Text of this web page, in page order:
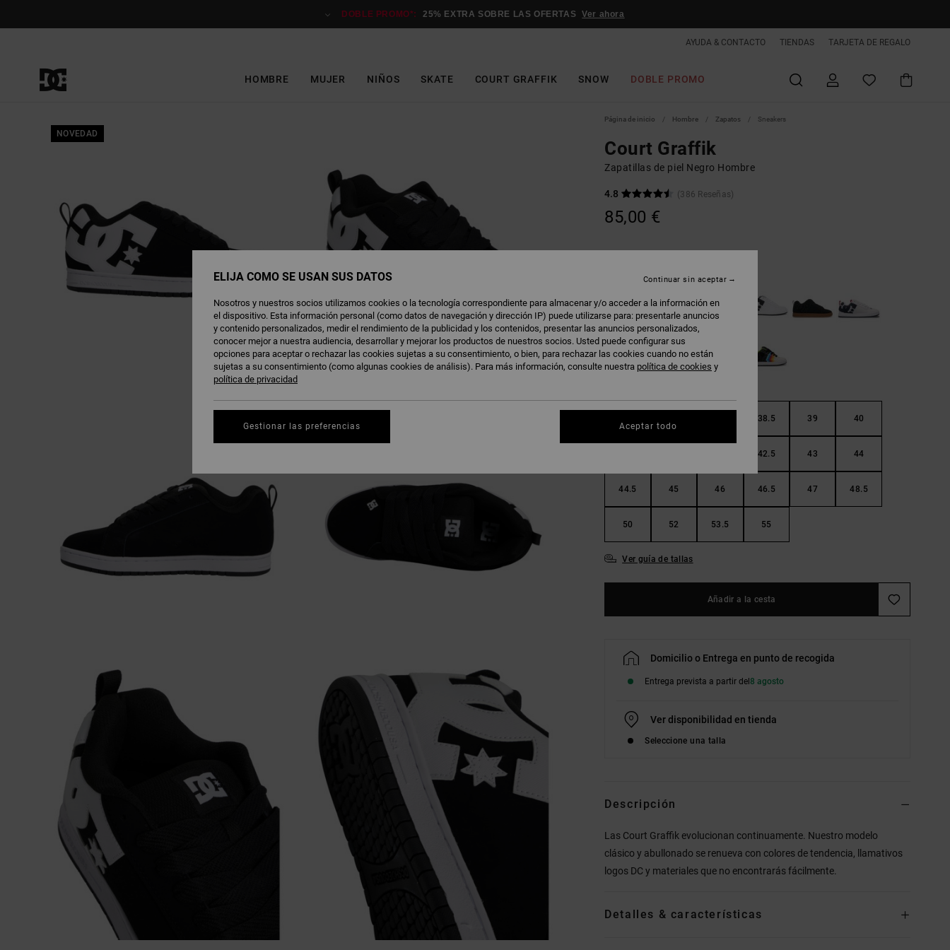
DOBLE PROMO*: 25% EXTRA SOBRE LAS OFERTAS Ver ahora
AYUDA & CONTACTO TIENDAS TARJETA DE REGALO
HOMBRE MUJER NIÑOS SKATE COURT GRAFFIK SNOW DOBLE PROMO
NOVEDAD
Página de inicio Hombre Zapatos Sneakers
Court Graffik
Zapatillas de piel Negro Hombre
4.8 (386 Reseñas)
85,00 €
38.5 39 40
42.5 43 44
44.5 45 46 46.5 47 48.5
50 52 53.5 55
Ver guía de tallas
Añadir a la cesta
Domicilio o Entrega en punto de recogida
Entrega prevista a partir del8 agosto
Ver disponibilidad en tienda
Seleccione una talla
Descripción
Las Court Graffik evolucionan continuamente. Nuestro modelo
clásico y abullonado se renueva con colores de tendencia, llamativos
logos DC y materiales que no encontrarás fácilmente.
Detalles & características
ELIJA CÓMO SE USAN SUS DATOS
Nosotros y nuestros socios utilizamos cookies o la tecnología correspondiente para almacenar y/o acceder a la información en
el dispositivo. Esta información personal (como datos de navegación y dirección IP) puede utilizarse para: presentarle anuncios
y contenido personalizados, medir el rendimiento de la publicidad y los contenidos, presentar las anuncios personalizados,
conocer mejor a nuestra audiencia, desarrollar y mejorar los productos de nuestros socios. Usted puede configurar sus
opciones para aceptar o rechazar las cookies sujetas a su consentimiento, o bien, para rechazar las cookies cuando no están
sujetas a su consentimiento (como algunas cookies de análisis). Para más información, consulte nuestra política de cookies y
política de privacidad
Gestionar las preferencias
Continuar sin aceptar
Aceptar todo